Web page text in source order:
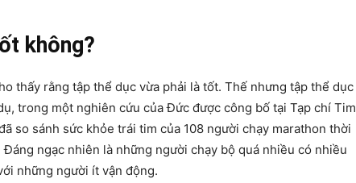
không?
thấy rằng tập thể dục vừa phải là tốt. Thế nhưng tập thể dục
trong một nghiên cứu của Đức được công bố tại Tạp chí Tim
so sánh sức khỏe trái tim của 108 người chạy marathon thời
ngạc nhiên là những người chạy bộ quá nhiều có nhiều
những người ít vận động.